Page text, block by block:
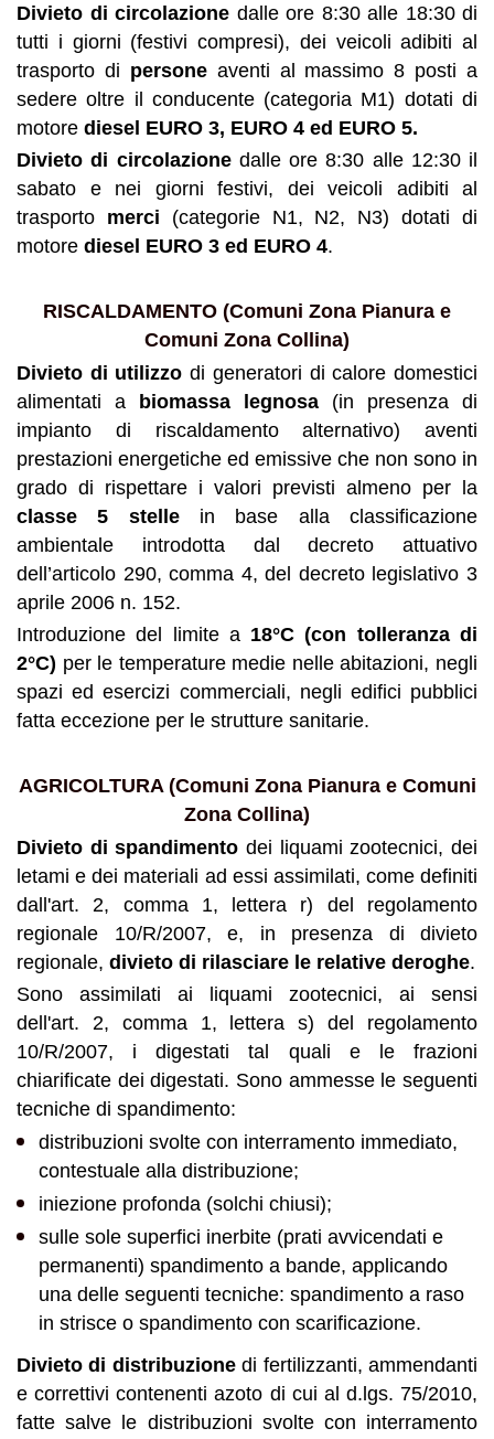
Divieto di circolazione dalle ore 8:30 alle 18:30 di
tutti i giorni (festivi compresi), dei veicoli adibiti al
trasporto di personeaventi al massimo 8 posti a
sedere oltre il conducente (categoria M1) dotati di
motore diesel EURO 3, EURO 4 ed EURO 5.
Divieto di circolazione dalle ore 8:30 alle 12:30 il
sabato e nei giorni festivi, dei veicoli adibiti al
trasporto merci
(categorie N1, N2, N3) dotati di
motore diesel EURO 3 ed EURO 4.
RISCALDAMENTO (Comuni Zona Pianura e
Comuni Zona Collina)
Divieto di utilizzo di generatori di calore domestici
alimentati a biomassa legnosa
(in presenza di
impianto di riscaldamento alternativo) aventi
prestazioni energetiche ed emissive che non sono in
grado di rispettare i valori previsti almeno per la
classe 5 stelle
in base alla classificazione
ambientale introdotta dal decreto attuativo
dell’articolo 290, comma 4, del decreto legislativo 3
aprile 2006 n. 152.
Introduzione del limite a 18°C (con tolleranza di
2°C) per le temperature medie nelle abitazioni, negli
spazi ed esercizi commerciali, negli edifici pubblici
fatta eccezione per le strutture sanitarie.
AGRICOLTURA (Comuni Zona Pianura e Comuni
Zona Collina)
Divieto di spandimento dei liquami zootecnici, dei
letami e dei materiali ad essi assimilati, come definiti
dall'art. 2, comma 1, lettera r) del regolamento
regionale 10/R/2007, e, in presenza di divieto
regionale, divieto di rilasciare le relative deroghe.
Sono assimilati ai liquami zootecnici, ai sensi
dell'art. 2, comma 1, lettera s) del regolamento
10/R/2007, i digestati tal quali e le frazioni
chiarificate dei digestati. Sono ammesse le seguenti
tecniche di spandimento:
distribuzioni svolte con interramento immediato,
contestuale alla distribuzione;
iniezione profonda (solchi chiusi);
sulle sole superfici inerbite (prati avvicendati e
permanenti) spandimento a bande, applicando
una delle seguenti tecniche: spandimento a raso
in strisce o spandimento con scarificazione.
Divieto di distribuzionedi fertilizzanti, ammendanti
e correttivi contenenti azoto di cui al d.lgs. 75/2010,
fatte salve le distribuzioni svolte con interramento